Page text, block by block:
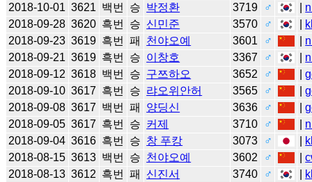
2018-10-01 3621 백번 승 박정환 3719 ♂
2018-09-28 3620 흑번 승 신민준 3570 ♂
2018-09-23 3619 흑번 패 천야오예 3601 ♂
2018-09-21 3619 흑번 승 이창호 3367 ♂
2018-09-12 3618 백번 승 구쯔하오 3652 ♂ |
2018-09-10 3617 흑번 승 랴오위안허 3565 ♂ |
2018-09-08 3617 백번 패 양딩신 3636 ♂ |
2018-09-05 3617 흑번 승 커제 3710 ♂
2018-09-04 3616 흑번 승 창 푸캉 3073 ♂
2018-08-15 3613 백번 승 천야오예 3602 ♂ |
2018-08-13 3612 흑번 패 신진서 3740 ♂